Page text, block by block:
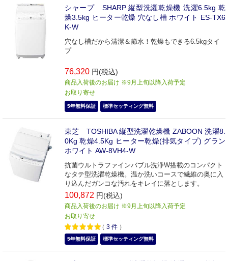
シャープ SHARP 縦型洗濯乾燥機 洗濯6.5kg 乾
燥3.5kg ヒーター乾燥 穴なし槽 ホワイト ES-TX6
K-W
穴なし槽だから清潔＆節水！乾燥もできる6.5kgタイ
プ
76,320 円(税込)
商品入荷後のお届け ※9月上旬以降入荷予定
お取り寄せ
5年無料保証 標準セッティング無料
東芝 TOSHIBA 縦型洗濯乾燥機 ZABOON 洗濯8.
0Kg 乾燥4.5Kg ヒーター乾燥(排気タイプ) グラン
ホワイト AW-8VH4-W
抗菌ウルトラファインバブル洗浄W搭載のコンパクト
なタテ型洗濯乾燥機。温か洗いコースで繊維の奥に入
り込んだガンコな汚れをキレイに落とします。
100,872 円(税込)
商品入荷後のお届け ※9月上旬以降入荷予定
お取り寄せ
（ 3 件 ）
5年無料保証 標準セッティング無料